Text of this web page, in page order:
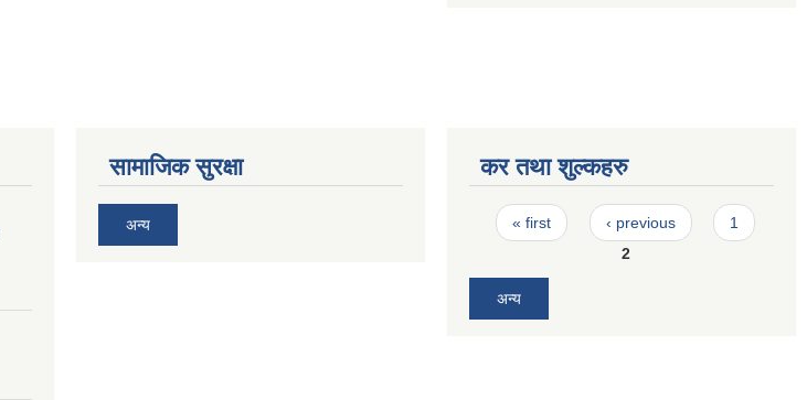
सामाजिक सुरक्षा
अन्य
कर तथा शुल्कहरु
Pages
« first ‹ previous
1
2
अन्य